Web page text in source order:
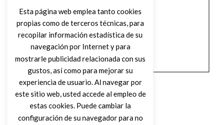
Esta página web emplea tanto cookies
propias como de terceros técnicas, para
recopilar información estadística de su
navegación por Internet y para
mostrarle publicidad relacionada con sus
gustos, así como para mejorar su
experiencia de usuario. Al navegar por
este sitio web, usted accede al empleo de
estas cookies. Puede cambiar la
configuración de su navegador para no